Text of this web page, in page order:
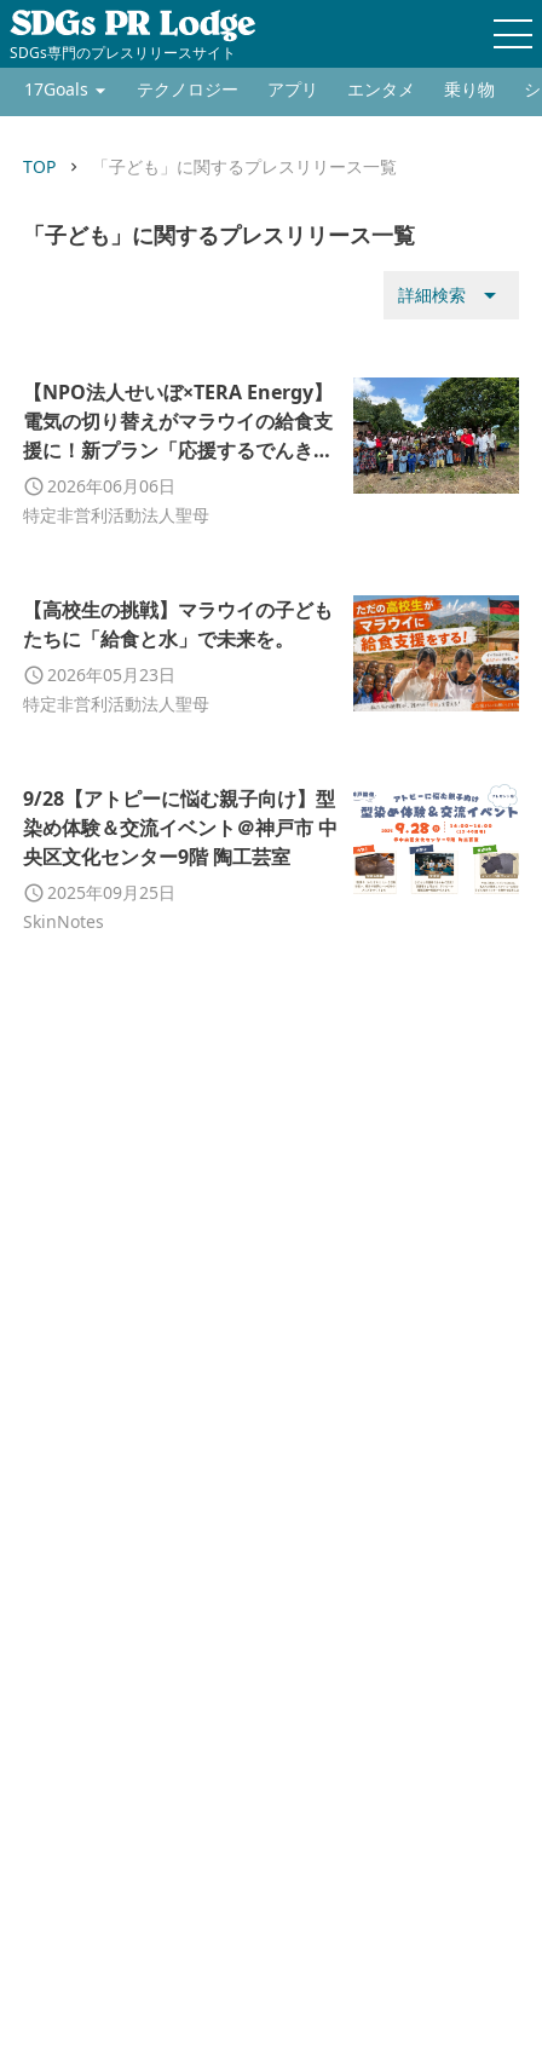
SDGs専門のプレスリリースサイト
17Goals テクノロジー アプリ エンタメ 乗り物
TOP keyboard_arrow_right 「子ども」に関するプレスリリース一覧
「子ども」に関するプレスリリース一覧
詳細検索 arrow_drop_down
【NPO法人せいぼ×TERA Energy】
電気の切り替えがマラウイの給食支
援に！新プラン「応援するでんき」
で日常から世界を変える仕組みを提
供開始
2026年06月06日
特定非営利活動法人聖母
【高校生の挑戦】マラウイの子ども
たちに「給食と水」で未来を。
2026年05月23日
特定非営利活動法人聖母
9/28【アトピーに悩む親子向け】型
染め体験＆交流イベント＠神戸市 中
央区文化センター9階 陶工芸室
2025年09月25日
SkinNotes